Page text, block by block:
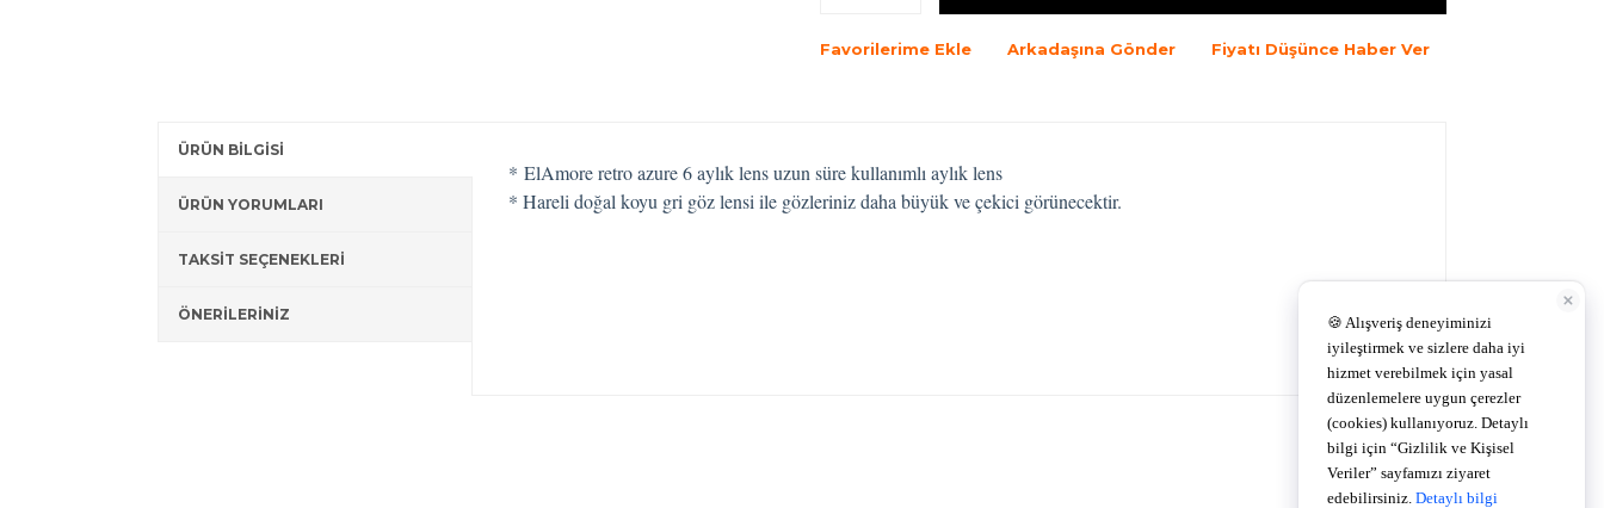
Favorilerime Ekle Arkadaşına Gönder Fiyatı Düşünce Haber Ver
ÜRÜN BİLGİSİ
ÜRÜN YORUMLARI
TAKSİT SEÇENEKLERİ
ÖNERİLERİNİZ
* ElAmore retro azure 6 aylık lens uzun süre kullanımlı aylık lens
* Hareli doğal koyu gri göz lensi ile gözleriniz daha büyük ve çekici görünecektir.